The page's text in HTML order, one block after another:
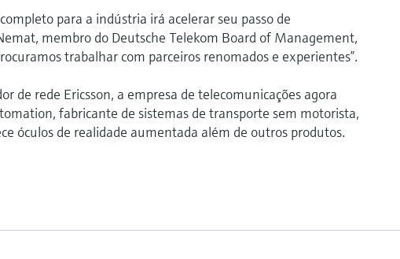
para a indústria irá acelerar seu passo de
membro do Deutsche Telekom Board of Management,
trabalhar com parceiros renomados e experientes”.
de rede Ericsson, a empresa de telecomunicações agora
fabricante de sistemas de transporte sem motorista,
óculos de realidade aumentada além de outros produtos.